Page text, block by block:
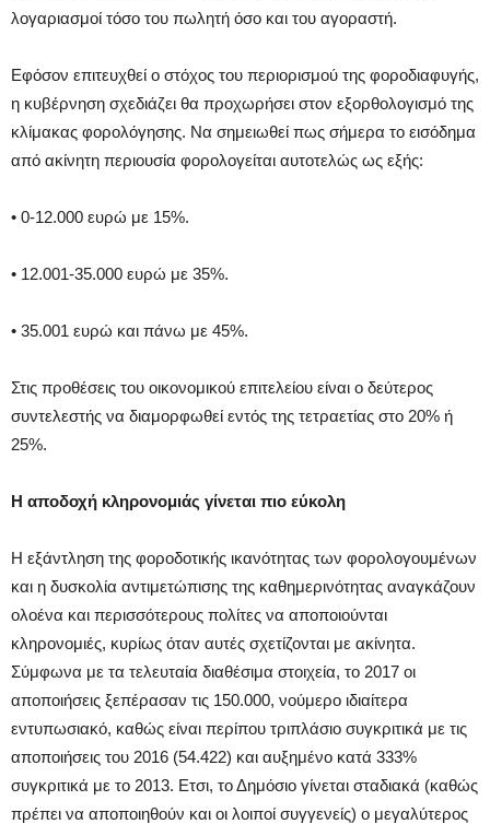
λογαριασμοί τόσο του πωλητή όσο και του αγοραστή.
Εφόσον επιτευχθεί ο στόχος του περιορισμού της φοροδιαφυγής,
η κυβέρνηση σχεδιάζει θα προχωρήσει στον εξορθολογισμό της
κλίμακας φορολόγησης. Να σημειωθεί πως σήμερα το εισόδημα
από ακίνητη περιουσία φορολογείται αυτοτελώς ως εξής:
• 0-12.000 ευρώ με 15%.
• 12.001-35.000 ευρώ με 35%.
• 35.001 ευρώ και πάνω με 45%.
Στις προθέσεις του οικονομικού επιτελείου είναι ο δεύτερος
συντελεστής να διαμορφωθεί εντός της τετραετίας στο 20% ή
25%.
Η αποδοχή κληρονομιάς γίνεται πιο εύκολη
H εξάντληση της φοροδοτικής ικανότητας των φορολογουμένων
και η δυσκολία αντιμετώπισης της καθημερινότητας αναγκάζουν
ολοένα και περισσότερους πολίτες να αποποιούνται
κληρονομιές, κυρίως όταν αυτές σχετίζονται με ακίνητα.
Σύμφωνα με τα τελευταία διαθέσιμα στοιχεία, το 2017 οι
αποποιήσεις ξεπέρασαν τις 150.000, νούμερο ιδιαίτερα
εντυπωσιακό, καθώς είναι περίπου τριπλάσιο συγκριτικά με τις
αποποιήσεις του 2016 (54.422) και αυξημένο κατά 333%
συγκριτικά με το 2013. Ετσι, το Δημόσιο γίνεται σταδιακά (καθώς
πρέπει να αποποιηθούν και οι λοιποί συγγενείς) ο μεγαλύτερος